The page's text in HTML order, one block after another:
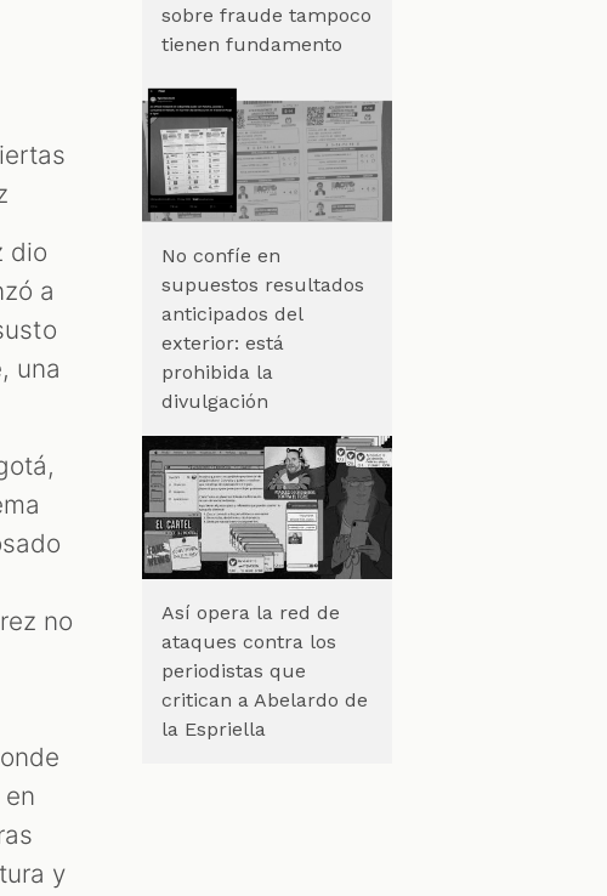
dio
a
una
no
y
sobre fraude tampoco
tienen fundamento
No confíe en
supuestos resultados
anticipados del
exterior: está
prohibida la
divulgación
Así opera la red de
ataques contra los
periodistas que
critican a Abelardo de
la Espriella